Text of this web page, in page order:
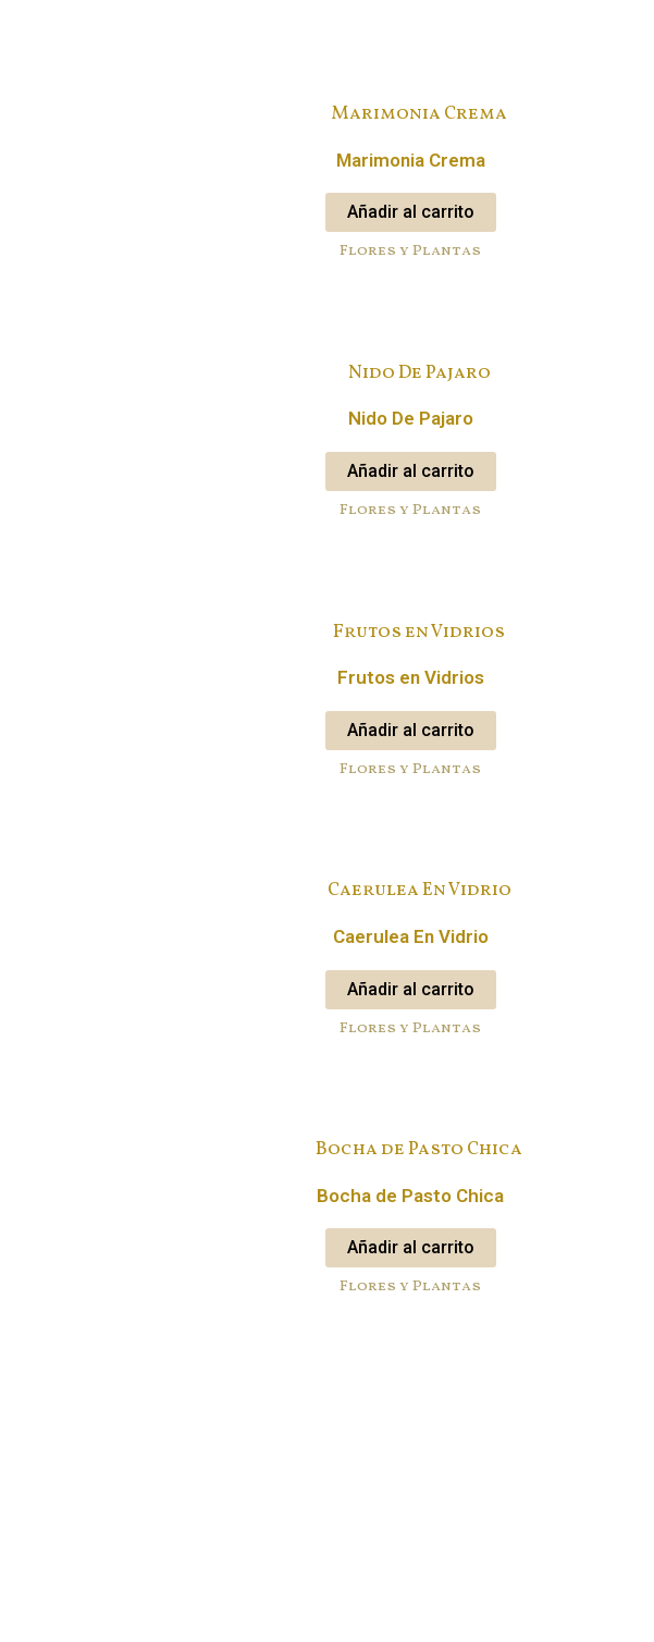
Marimonia Crema
Añadir al carrito
Flores y Plantas
Nido De Pajaro
Añadir al carrito
Flores y Plantas
Frutos en Vidrios
Añadir al carrito
Flores y Plantas
Caerulea En Vidrio
Añadir al carrito
Flores y Plantas
Bocha de Pasto Chica
Añadir al carrito
Flores y Plantas